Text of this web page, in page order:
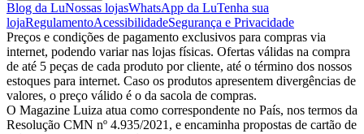
Blog da LuNossas lojasWhatsApp da LuTenha sua
lojaRegulamentoAcessibilidadeSegurança e Privacidade
Preços e condições de pagamento exclusivos para compras via
internet, podendo variar nas lojas físicas. Ofertas válidas na compra
de até 5 peças de cada produto por cliente, até o término dos nossos
estoques para internet. Caso os produtos apresentem divergências de
valores, o preço válido é o da sacola de compras.
O Magazine Luiza atua como correspondente no País, nos termos da
Resolução CMN nº 4.935/2021, e encaminha propostas de cartão de